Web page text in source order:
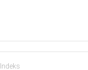
Indeks